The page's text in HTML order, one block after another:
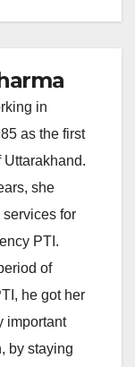
in
as the first
she
for
PTI.
of
he got her
important
by staying